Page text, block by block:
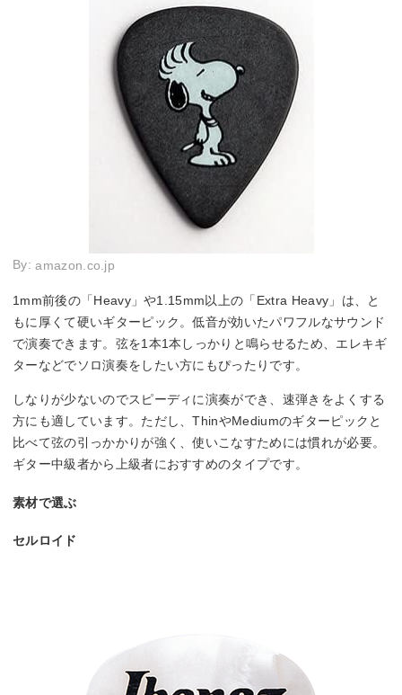
By:amazon.co.jp
1mm前後の「Heavy」や1.15mm以上の「Extra Heavy」は、と
もに厚くて硬いギターピック。低音が効いたパワフルなサウンド
で演奏できます。弦を1本1本しっかりと鳴らせるため、エレキギ
ターなどでソロ演奏をしたい方にもぴったりです。
しなりが少ないのでスピーディに演奏ができ、速弾きをよくする
方にも適しています。ただし、ThinやMediumのギターピックと
比べて弦の引っかかりが強く、使いこなすためには慣れが必要。
ギター中級者から上級者におすすめのタイプです。
素材で選ぶ
セルロイド